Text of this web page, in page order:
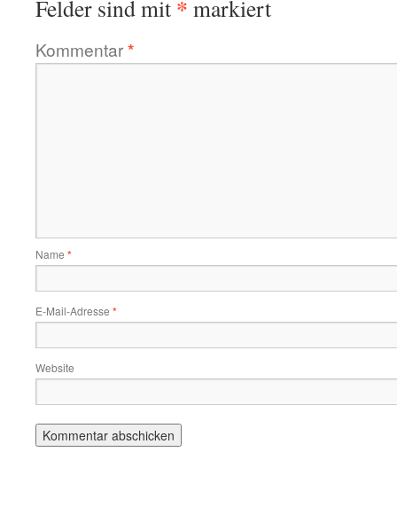
Felder sind mit * markiert
Kommentar*
Name *
E-Mail-Adresse *
Website